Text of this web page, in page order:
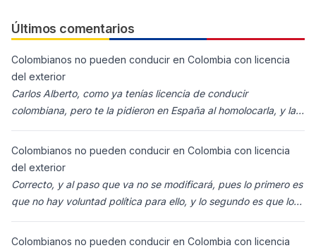
Últimos comentarios
Colombianos no pueden conducir en Colombia con licencia
del exterior
Carlos Alberto, como ya tenías licencia de conducir
colombiana, pero te la pidieron en España al homolocarla, y la
Colombianos no pueden conducir en Colombia con licencia
del exterior
Correcto, y al paso que va no se modificará, pues lo primero es
que no hay voluntad política para ello, y lo segundo es que los
Colombianos no pueden conducir en Colombia con licencia